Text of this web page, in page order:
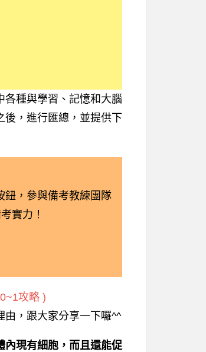
各種與學習、記憶和大腦
後，進行匯總，並提供下
鈕，參與備考教練團隊
實力！
攻略 )
，跟大家分享一下囉^^
內現有細胞，而且還能促